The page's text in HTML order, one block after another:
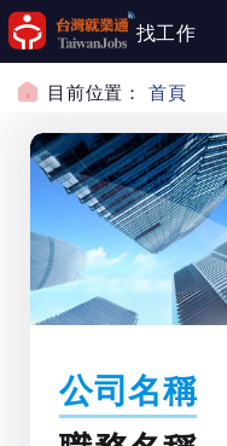
跳到主要內容
找工作
目前位置： 首頁
公司名稱